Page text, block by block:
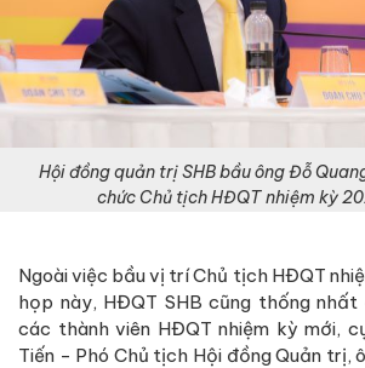
Hội đồng quản trị SHB bầu ông Đỗ
chức Chủ tịch HĐQT nhiệm kỳ
Ngoài việc bầu vị trí Chủ tịch HĐQT
họp này, HĐQT SHB cũng thống
các thành viên HĐQT nhiệm kỳ mới,
Tiến - Phó Chủ tịch Hội đồng Quản trị,